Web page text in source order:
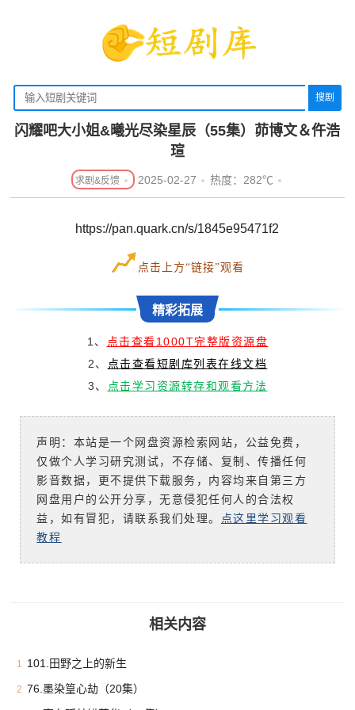
搜剧
闪耀吧大小姐&曦光尽染星辰（55集）茆博文＆仵浩
瑄
2025-02-27 热度：282℃
https://pan.quark.cn/s/1845e95471f2
点击上方“链接”观看
精彩拓展
1、 点击查看1000T完整版资源盘
2、 点击查看短剧库列表在线文档
3、 点击学习资源转存和观看方法
声明：本站是一个网盘资源检索网站，公益免费，
仅做个人学习研究测试，不存储、复制、传播任何
影音数据，更不提供下载服务，内容均来自第三方
网盘用户的公开分享，无意侵犯任何人的合法权
益，如有冒犯，请联系我们处理。 点这里学习观看
教程
相关内容
1 101.田野之上的新生
2 76.墨染篁心劫（20集）